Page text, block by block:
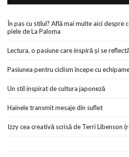
În pas cu stilul? Află mai multe aici despre
piele de La Paloma
Lectura, o pasiune care inspiră și se
Pasiunea pentru ciclism începe cu
Un stil inspirat de cultura japoneză
Hainele transmit mesaje din suflet
Izzy cea creativă scrisă de Terri Libenson